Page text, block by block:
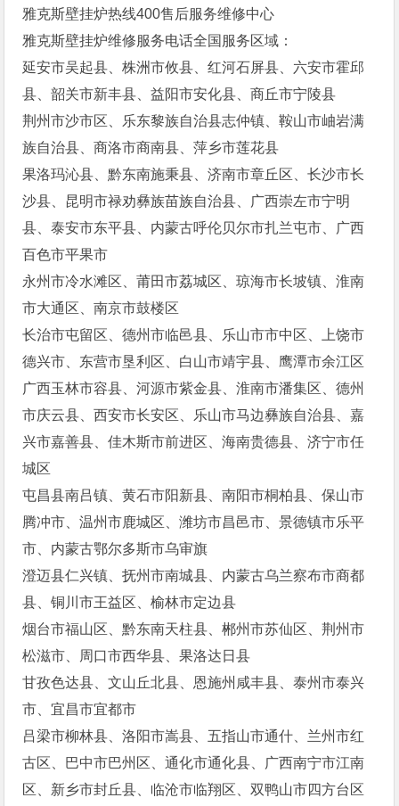
雅克斯壁挂炉热线400售后服务维修中心
雅克斯壁挂炉维修服务电话全国服务区域：
延安市吴起县、株洲市攸县、红河石屏县、六安市霍邱
县、韶关市新丰县、益阳市安化县、商丘市宁陵县
荆州市沙市区、乐东黎族自治县志仲镇、鞍山市岫岩满
族自治县、商洛市商南县、萍乡市莲花县
果洛玛沁县、黔东南施秉县、济南市章丘区、长沙市长
沙县、昆明市禄劝彝族苗族自治县、广西崇左市宁明
县、泰安市东平县、内蒙古呼伦贝尔市扎兰屯市、广西
百色市平果市
永州市冷水滩区、莆田市荔城区、琼海市长坡镇、淮南
市大通区、南京市鼓楼区
长治市屯留区、德州市临邑县、乐山市市中区、上饶市
德兴市、东营市垦利区、白山市靖宇县、鹰潭市余江区
广西玉林市容县、河源市紫金县、淮南市潘集区、德州
市庆云县、西安市长安区、乐山市马边彝族自治县、嘉
兴市嘉善县、佳木斯市前进区、海南贵德县、济宁市任
城区
屯昌县南吕镇、黄石市阳新县、南阳市桐柏县、保山市
腾冲市、温州市鹿城区、潍坊市昌邑市、景德镇市乐平
市、内蒙古鄂尔多斯市乌审旗
澄迈县仁兴镇、抚州市南城县、内蒙古乌兰察布市商都
县、铜川市王益区、榆林市定边县
烟台市福山区、黔东南天柱县、郴州市苏仙区、荆州市
松滋市、周口市西华县、果洛达日县
甘孜色达县、文山丘北县、恩施州咸丰县、泰州市泰兴
市、宜昌市宜都市
吕梁市柳林县、洛阳市嵩县、五指山市通什、兰州市红
古区、巴中市巴州区、通化市通化县、广西南宁市江南
区、新乡市封丘县、临沧市临翔区、双鸭山市四方台区